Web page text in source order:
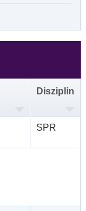
Disziplin
SPR